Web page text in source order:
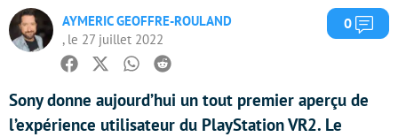
AYMERIC GEOFFRE-ROULAND
, le 27 juillet 2022
0
Facebook
TwitterWhatsapp
Reddit
Sony donne aujourd’hui un tout premier aperçu de
l’expérience utilisateur du PlayStation VR2. Le